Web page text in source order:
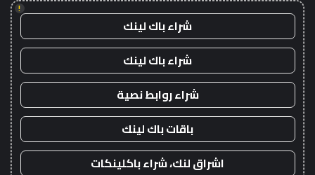
!
شراء باك لينك
شراء باك لينك
شراء روابط نصية
باقات باك لينك
اشراق لنك، شراء باكلينكات